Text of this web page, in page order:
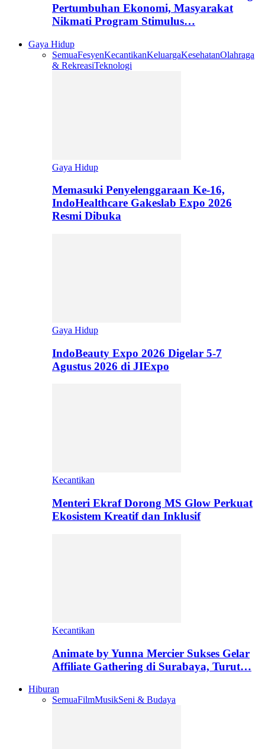
Pertumbuhan Ekonomi, Masyarakat
Nikmati Program Stimulus…
Gaya Hidup
SemuaFesyenKecantikanKeluargaKesehatanOlahraga
& RekreasiTeknologi
Gaya Hidup
Memasuki Penyelenggaraan Ke-16,
IndoHealthcare Gakeslab Expo 2026
Resmi Dibuka
Gaya Hidup
IndoBeauty Expo 2026 Digelar 5-7
Agustus 2026 di JIExpo
Kecantikan
Menteri Ekraf Dorong MS Glow Perkuat
Ekosistem Kreatif dan Inklusif
Kecantikan
Animate by Yunna Mercier Sukses Gelar
Affiliate Gathering di Surabaya, Turut…
Hiburan
SemuaFilmMusikSeni & Budaya